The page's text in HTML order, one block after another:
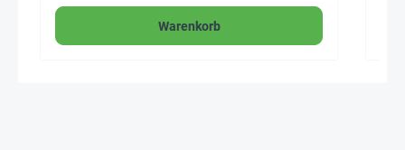
Warenkorb